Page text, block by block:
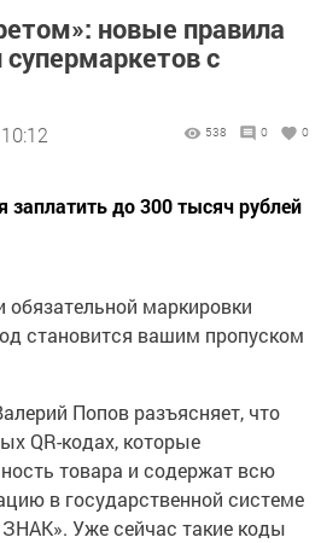
новые правила
с
538 0 0
заплатить до 300 тысяч рублей
маркировки
становится вашим пропуском
Попов разъясняет, что
QR-кодах, которые
товара и содержат всю
в государственной системе
Уже сейчас такие коды